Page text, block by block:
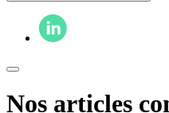
Nos articles